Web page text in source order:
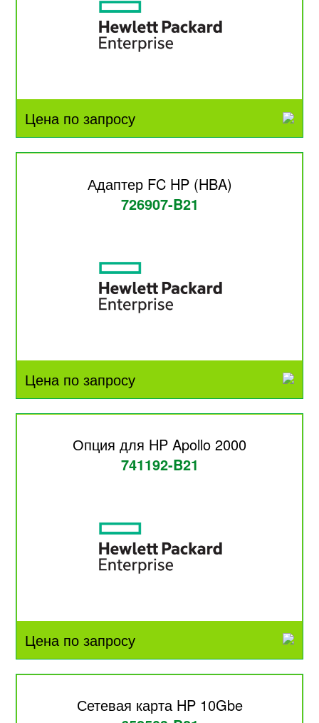
Цена по запросу
Адаптер FC HP (HBA)
726907-B21
Цена по запросу
Опция для HP Apollo 2000
741192-B21
Цена по запросу
Сетевая карта HP 10Gbe